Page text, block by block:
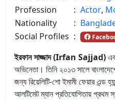
Profession
: Actor,
Nationality
:
Social Profiles :
ইরফান সাজ্জাদ (Irfan Sajjad)
অভিনেতা। তিনি ২০১৩ সালে
জন্য রিয়েলিটি-শো ইমামী ফেয়ার এন্ড
আলটিমেট ম্যান প্রতিযোগিতায় প্রথম